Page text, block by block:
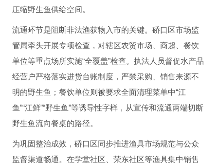
压缩野生鱼供给空间。
流通环节是阻断非法渔获物入市的关键。硚口区市场监
管局牵头开展专项检查，对辖区农贸市场、商超、餐饮
单位等重点场所实施“全覆盖”检查。执法人员督促水产品
经营户严格落实进货台账制度，严禁采购、销售来源不
明的野生鱼；餐饮单位则被要求全面清理菜单中“江
鱼”“江鲜”“野生鱼”等诱导性字样，从宣传和流通两端切断
野生鱼流向餐桌的路径。
为巩固整治成效，硚口区同步推进渔具市场规范与公众
监督渠道畅通。在学堂社区、荣东社区等渔具集中销售